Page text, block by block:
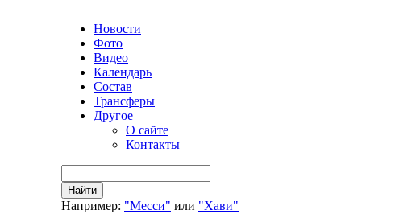
Новости
Фото
Видео
Календарь
Состав
Трансферы
Другое
О сайте
Контакты
Найти
Например: "Месси" или "Хави"